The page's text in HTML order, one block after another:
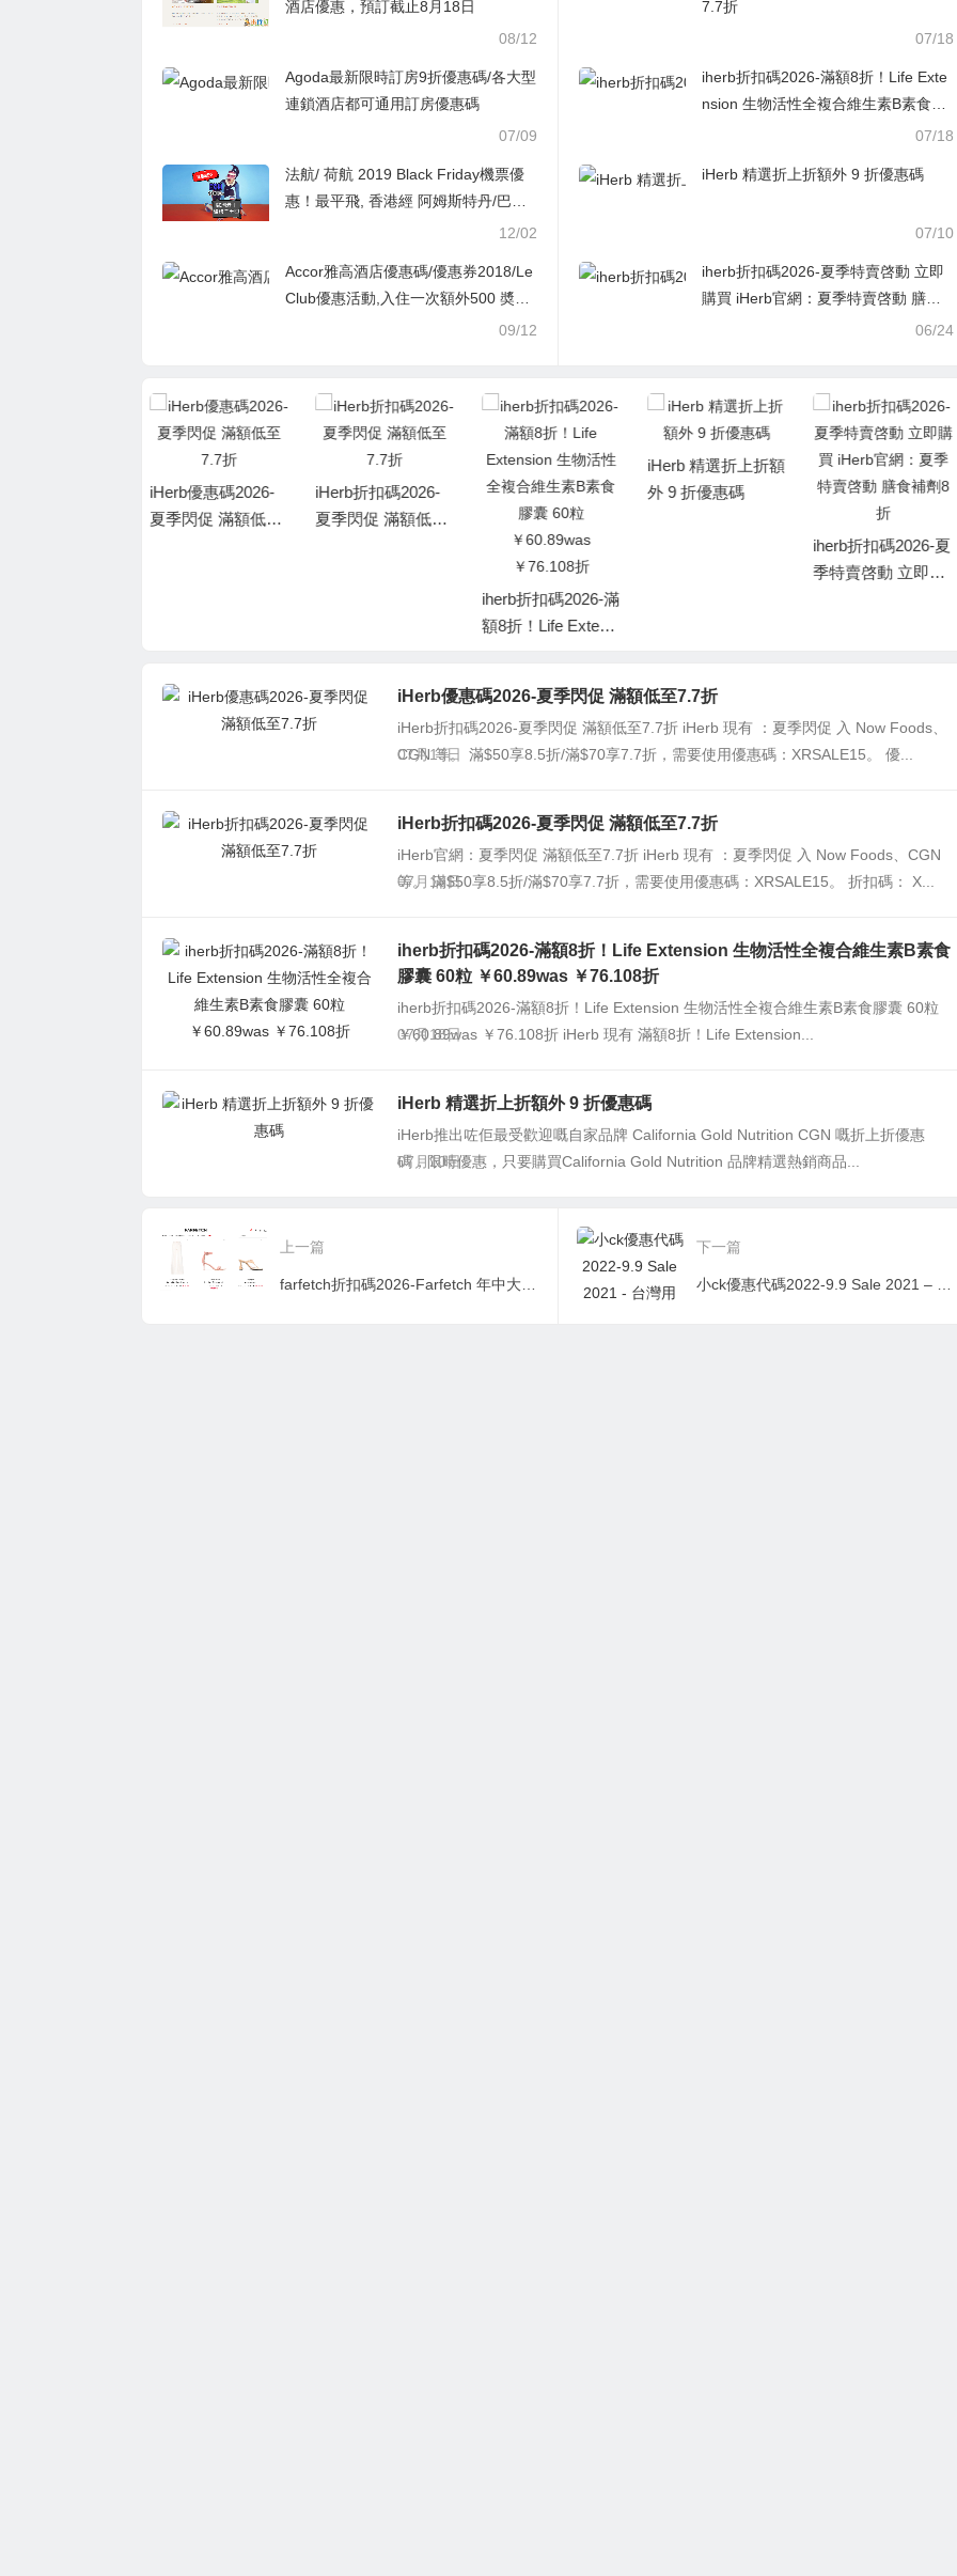
酒店優惠，預訂截止8月18日
08/12
Agoda最新限時訂房9折優惠碼/各大型
連鎖酒店都可通用訂房優惠碼
07/09
法航/ 荷航 2019 Black Friday機票優
惠！最平飛, 香港經 阿姆斯特丹/巴黎
12/02
Accor雅高酒店優惠碼/優惠券2018/Le
Club優惠活動,入住一次額外500 奬勵
積分/兩次2,500 分/入住三次得 6,000
09/12
7.7折
07/18
iherb折扣碼2026-滿額8折！Life Exte
nsion 生物活性全複合維生素B素食膠
囊 60粒 ￥60.89was ￥76.108折07/18
iHerb 精選折上折額外 9 折優惠碼
07/10
iherb折扣碼2026-夏季特賣啓動 立即
購買 iHerb官網：夏季特賣啓動 膳食
06/24
iHerb折扣碼2026-
夏季閃促 滿額低至
0粒 ￥60.89was
￥76.108折
iHerb 精選折上折額
外 9 折優惠碼
iHerb 超級獎勵：抗
衰老和長壽產品 85
折
iHerb優惠碼2026-夏季閃促 滿額低至7.7折
iHerb折扣碼2026-夏季閃促 滿額低至7.7折 iHerb 現有 ：夏季閃促 入 Now Foods、
CGN 等。 滿$50享8.5折/滿$70享7.7折，需要使用優惠碼：XRSALE15。 優...
07月19日
iHerb折扣碼2026-夏季閃促 滿額低至7.7折
iHerb官網：夏季閃促 滿額低至7.7折 iHerb 現有 ：夏季閃促 入 Now Foods、CGN
等。 滿$50享8.5折/滿$70享7.7折，需要使用優惠碼：XRSALE15。 折扣碼： X...
07月18日
iherb折扣碼2026-滿額8折！Life Extension 生物活性全複合維生素B素食
膠囊 60粒 ￥60.89was ￥76.108折
iherb折扣碼2026-滿額8折！Life Extension 生物活性全複合維生素B素食膠囊 60粒
￥60.89was ￥76.108折 iHerb 現有 滿額8折！Life Extension...
07月18日
iHerb 精選折上折額外 9 折優惠碼
iHerb推出咗佢最受歡迎嘅自家品牌 California Gold Nutrition CGN 嘅折上折優惠
碼，限時優惠，只要購買California Gold Nutrition 品牌精選熱銷商品...
07月10日
上一篇 下一篇